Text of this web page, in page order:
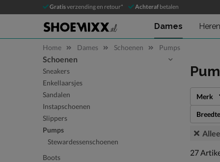
Gratisverzending en retour* Achteraf betalen
Dames Heren
Home Dames Schoenen Pumps
Sla categorieën over
Schoenen
Sneakers
Enkellaarsjes
Sandalen
Instapschoenen
Slippers
Pumps
Stewardessenschoenen
Boots
Merk
27
27